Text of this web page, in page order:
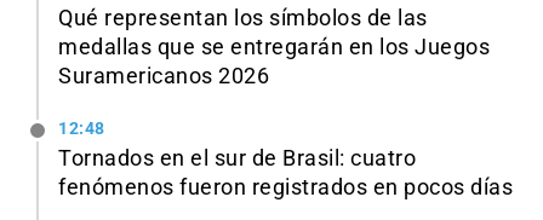
Qué representan los símbolos de las
medallas que se entregarán en los Juegos
Suramericanos 2026
12:48
Tornados en el sur de Brasil: cuatro
fenómenos fueron registrados en pocos días